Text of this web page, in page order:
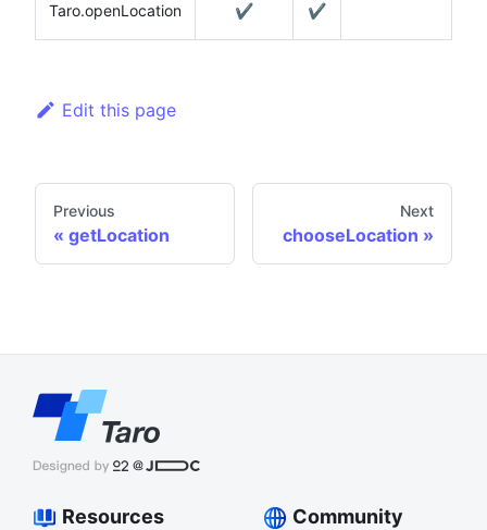
Taro.openLocation ✔️ ✔️
Edit this page
Previous
getLocation
Next
chooseLocation
Resources Community